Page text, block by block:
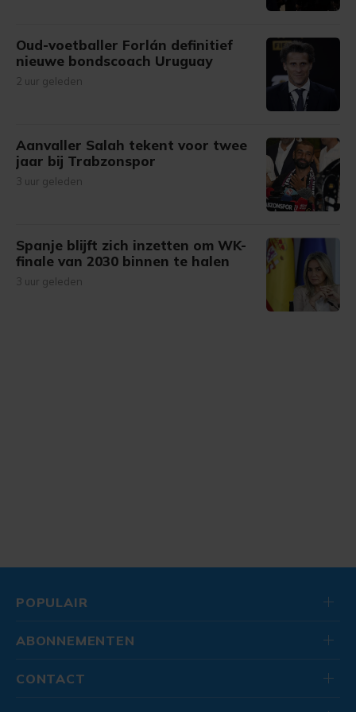
Oud-voetballer Forlán definitief
nieuwe bondscoach Uruguay
2 uur geleden
Aanvaller Salah tekent voor twee
jaar bij Trabzonspor
3 uur geleden
Spanje blijft zich inzetten om WK-
finale van 2030 binnen te halen
3 uur geleden
POPULAIR
ABONNEMENTEN
CONTACT